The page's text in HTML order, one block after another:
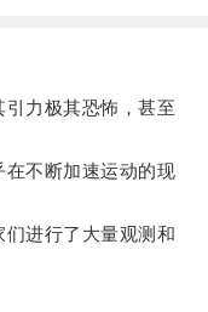
力极其恐怖，甚至
不断加速运动的现
进行了大量观测和